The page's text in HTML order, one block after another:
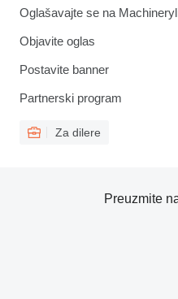
Oglašavajte se na
Objavite oglas
Postavite banner
Partnerski program
Za dilere
Preuzmite